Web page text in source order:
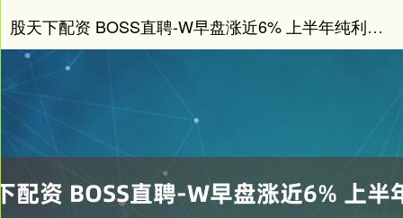
股天下配资 BOSS直聘-W早盘涨近6% 上半年纯利同比增加85.17%